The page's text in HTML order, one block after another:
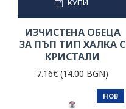
ИЗЧИСТЕНА ОБЕЦА
ЗА ПЪП ТИП ХАЛКА С
КРИСТАЛИ
7.16€ (14.00 BGN)
КУПИ
НОВ